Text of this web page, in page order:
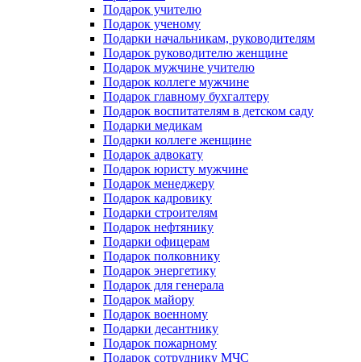
Подарок учителю
Подарок ученому
Подарки начальникам, руководителям
Подарок руководителю женщине
Подарок мужчине учителю
Подарок коллеге мужчине
Подарок главному бухгалтеру
Подарок воспитателям в детском саду
Подарки медикам
Подарки коллеге женщине
Подарок адвокату
Подарок юристу мужчине
Подарок менеджеру
Подарок кадровику
Подарки строителям
Подарок нефтянику
Подарки офицерам
Подарок полковнику
Подарок энергетику
Подарок для генерала
Подарок майору
Подарок военному
Подарки десантнику
Подарок пожарному
Подарок сотруднику МЧС